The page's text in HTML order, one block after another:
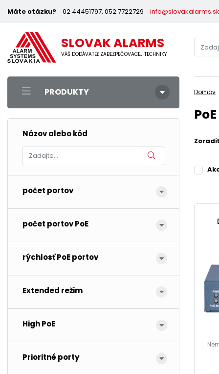
Máte otázku? 02 44451797, 052 7722729 info@slovakalarms.sk
SLOVAK ALARMS
VÁŠ DODÁVATEĽ ZABEZPEČOVACEJ TECHNIKY
PRODUKTY
Názov alebo kód
počet portov
počet portov PoE
rýchlosť PoE portov
Extended režim
High PoE
Prioritné porty
Domov